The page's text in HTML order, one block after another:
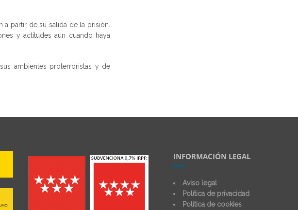
a partir de su salida de la prisión.
y actitudes aún cuando haya
ambientes proterroristas y de
INFORMACIÓN LEGAL
Aviso legal
Política de privacidad
Política de cookies